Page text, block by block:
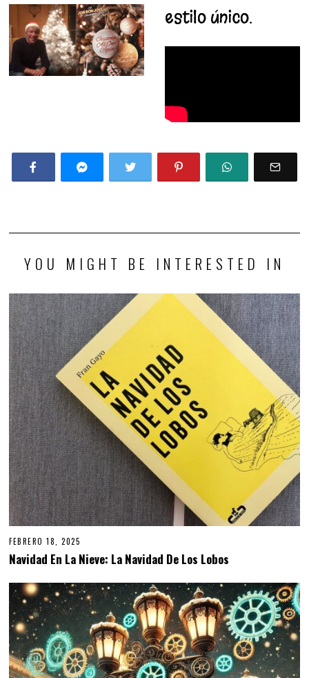
estilo único.
YOU MIGHT BE INTERESTED IN
FEBRERO 18, 2025
Navidad En La Nieve: La Navidad De Los Lobos